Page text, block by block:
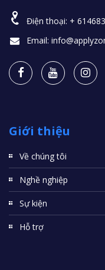
Điện thoại: +
Email:
Giới thiệu
Về chúng tôi
Nghề nghiệp
Sự kiện
Hỗ trợ